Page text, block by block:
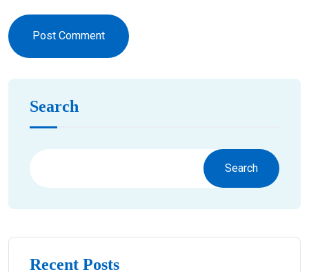
Post Comment
Search
Search
Recent Posts